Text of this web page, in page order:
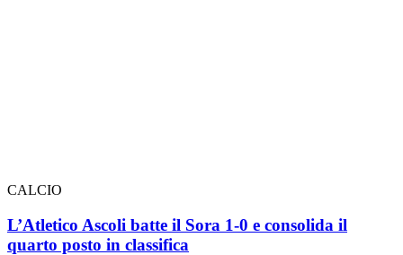
CALCIO
L’Atletico Ascoli batte il Sora 1-0 e consolida il
quarto posto in classifica